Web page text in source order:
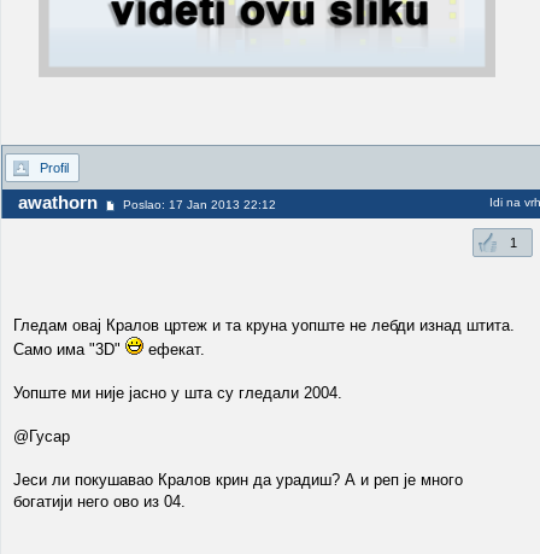
Profil
awathorn Poslao: 17 Jan 2013 22:12 Idi na vrh
1
Гледам овај Кралов цртеж и та круна уопште не лебди изнад штита.
Само има "3D"
ефекат.
Уопште ми није јасно у шта су гледали 2004.
@Гусар
Јеси ли покушавао Кралов крин да урадиш? А и реп је много
богатији него ово из 04.